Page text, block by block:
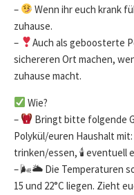
–
Wenn ihr euch krank
zuhause.
–
Auch als geboosterte
sichereren Ort machen,
zuhause macht.
Wie?
–
Bringt bitte folgende
Polykül/euren Haushalt mit:
trinken/essen, 🕯 eventuell
– 🌬🌥 Die Temperaturen
15 und 22°C liegen. Zieht